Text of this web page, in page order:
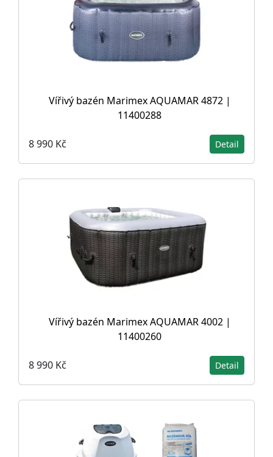
Vířivý bazén Marimex AQUAMAR 4872 |
11400288
8 990 Kč Detail
Vířivý bazén Marimex AQUAMAR 4002 |
11400260
8 990 Kč Detail